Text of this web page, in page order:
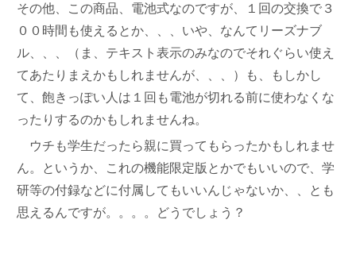
その他、この商品、電池式なのですが、１回の交換で３
００時間も使えるとか、、、いや、なんてリーズナブ
ル、、、（ま、テキスト表示のみなのでそれぐらい使え
てあたりまえかもしれませんが、、、）も、もしかし
て、飽きっぽい人は１回も電池が切れる前に使わなくな
ったりするのかもしれませんね。
ウチも学生だったら親に買ってもらったかもしれませ
ん。というか、これの機能限定版とかでもいいので、学
研等の付録などに付属してもいいんじゃないか、、とも
思えるんですが。。。。どうでしょう？